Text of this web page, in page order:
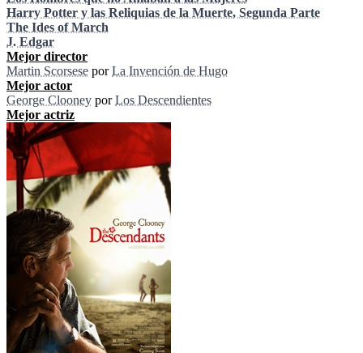
Harry Potter y las Reliquias de la Muerte, Segunda Parte
The Ides of March
J. Edgar
Mejor director
Martin Scorsese porLa Invención de Hugo
Mejor actor
George Clooney porLos Descendientes
Mejor actriz